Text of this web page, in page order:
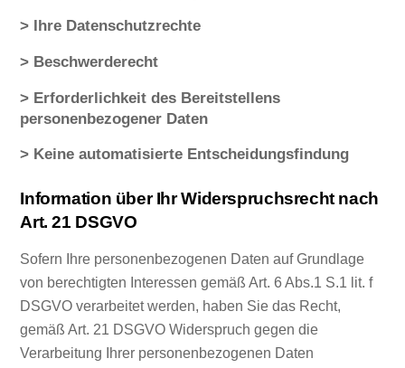
> Ihre Datenschutzrechte
> Beschwerderecht
> Erforderlichkeit des Bereitstellens
personenbezogener Daten
> Keine automatisierte Entscheidungsfindung
Information über Ihr Widerspruchsrecht nach
Art. 21 DSGVO
Sofern Ihre personenbezogenen Daten auf Grundlage
von berechtigten Interessen gemäß Art. 6 Abs.1 S.1 lit. f
DSGVO verarbeitet werden, haben Sie das Recht,
gemäß Art. 21 DSGVO Widerspruch gegen die
Verarbeitung Ihrer personenbezogenen Daten